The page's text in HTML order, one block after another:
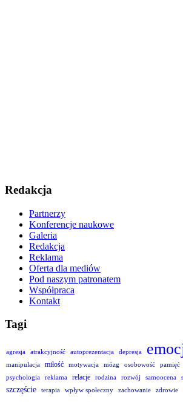
Redakcja
Partnerzy
Konferencje naukowe
Galeria
Redakcja
Reklama
Oferta dla mediów
Pod naszym patronatem
Współpraca
Kontakt
Tagi
agresja atrakcyjność autoprezentacja depresja
manipulacja
miłość motywacja mózg osobowość pamięć
psychologia
reklama relacje rodzina rozwój samoocena
szczęście terapia wpływ społeczny zachowanie zdrowie